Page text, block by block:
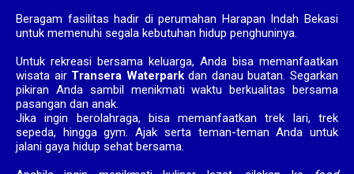
Beragam fasilitas hadir di perumahan Harapan Indah Bekasi
untuk memenuhi segala kebutuhan hidup penghuninya.
Untuk rekreasi bersama keluarga, Anda bisa memanfaatkan
wisata air Transera Waterparkdan danau buatan. Segarkan
pikiran Anda sambil menikmati waktu berkualitas bersama
pasangan dan anak.
Jika ingin berolahraga, bisa memanfaatkan trek lari, trek
sepeda, hingga gym. Ajak serta teman-teman Anda untuk
jalani gaya hidup sehat bersama.